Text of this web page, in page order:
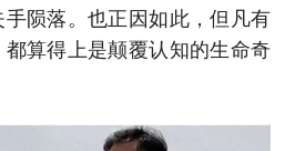
陨落。也正因如此，但凡有
算得上是颠覆认知的生命奇